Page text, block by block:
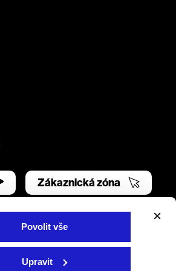
Povolit vše
Upravit
Zákaznická zóna